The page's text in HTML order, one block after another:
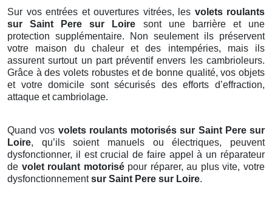
Sur vos entrées et ouvertures vitrées, les volets roulants
sur Saint Pere sur Loire sont une barrière et une
protection supplémentaire. Non seulement ils préservent
votre maison du chaleur et des intempéries, mais ils
assurent surtout un part préventif envers les cambrioleurs.
Grâce à des volets robustes et de bonne qualité, vos objets
et votre domicile sont sécurisés des efforts d’effraction,
attaque et cambriolage.
Quand vos volets roulants motorisés sur Saint Pere sur
Loire, qu’ils soient manuels ou électriques, peuvent
dysfonctionner, il est crucial de faire appel à un réparateur
de volet roulant motorisépour réparer, au plus vite, votre
dysfonctionnementsur Saint Pere sur Loire.